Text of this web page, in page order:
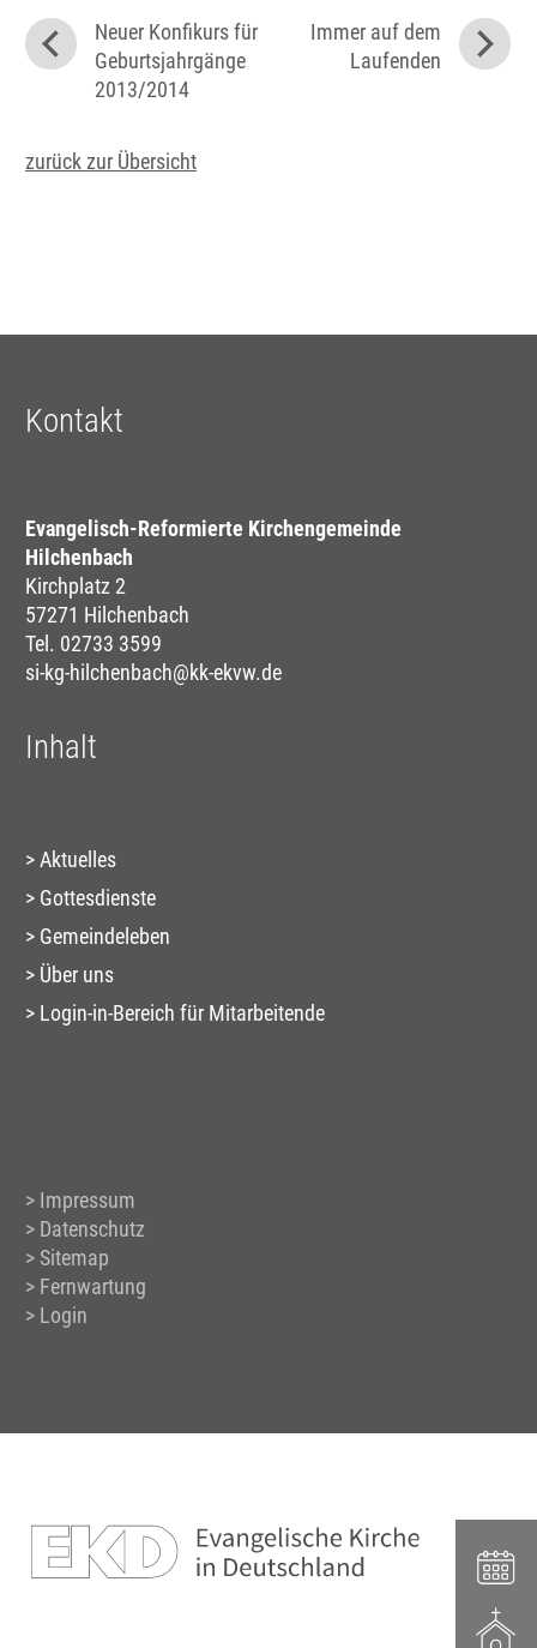
Neuer Konfikurs für
Geburtsjahrgänge
2013/2014
Immer auf dem
Laufenden
zurück zur Übersicht
Kontakt
Evangelisch-Reformierte Kirchengemeinde
Hilchenbach
Kirchplatz 2
57271 Hilchenbach
Tel. 02733 3599
si-kg-hilchenbach@kk-ekvw.de
Inhalt
Aktuelles
Gottesdienste
Gemeindeleben
Über uns
Login-in-Bereich für Mitarbeitende
Impressum
Datenschutz
Sitemap
Fernwartung
Login